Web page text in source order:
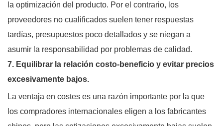
la optimización del producto. Por el contrario, los
proveedores no cualificados suelen tener respuestas
tardías, presupuestos poco detallados y se niegan a
asumir la responsabilidad por problemas de calidad.
7. Equilibrar la relación costo-beneficio y evitar precios
excesivamente bajos.
La ventaja en costes es una razón importante por la que
los compradores internacionales eligen a los fabricantes